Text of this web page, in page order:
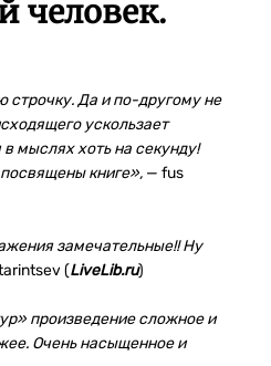
человек.
строчку. Да и по-другому не
ускользает
мыслях хоть на секунду!
книге», — fus
замечательные!! Ну
(LiveLib.ru)
произведение сложное и
Очень насыщенное и